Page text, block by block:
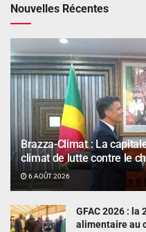
Nouvelles Récentes
Brazza-Climat : La
climat de lutte contre le
6 AOÛT 2026
GFAC 2026 :
alimentaire au